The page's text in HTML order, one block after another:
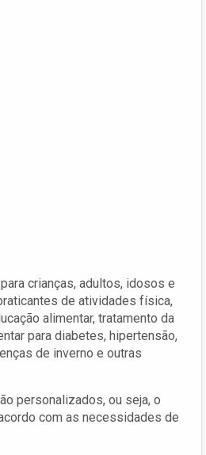
crianças, adultos, idosos e
de atividades física,
alimentar, tratamento da
para diabetes, hipertensão,
de inverno e outras
personalizados, ou seja, o
com as necessidades de